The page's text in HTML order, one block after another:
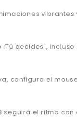
decides!,
configura el
seguirá el ritmo